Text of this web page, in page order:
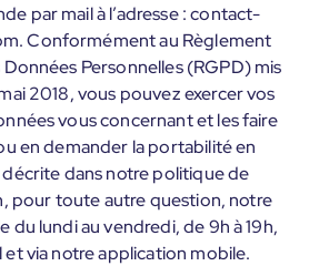
par mail à l’adresse : contact-
Conformément au Règlement
Personnelles (RGPD) mis
2018, vous pouvez exercer vos
vous concernant et les faire
en demander la portabilité en
dans notre politique de
pour toute autre question, notre
du lundi au vendredi, de 9h à 19h,
via notre application mobile.